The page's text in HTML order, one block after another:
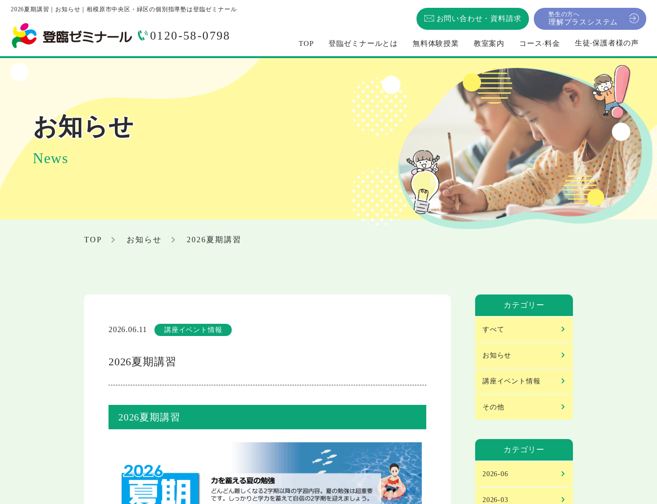
2026夏期講習｜お知らせ｜相模原市中央区・緑区の個別指導塾は登臨ゼミナール
0120-58-0798
お問い合わせ ・ 資料請求
塾生の方へ
理解プラスシステム
TOP 登臨ゼミナールとは 無料体験授業 教室案内 コース‧料⾦ ⽣徒‧保護者様の声
お知らせ
News
TOP お知らせ 2026夏期講習
2026.06.11 講座イベント情報
2026夏期講習
2026夏期講習
カテゴリー
すべて
お知らせ
講座イベント情報
その他
カテゴリー
2026-06
2026-03